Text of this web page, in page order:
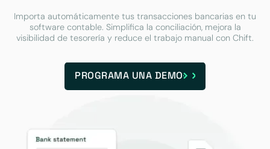
Importa automáticamente tus transacciones bancarias en tu
software contable. Simplifica la conciliación, mejora la
visibilidad de tesorería y reduce el trabajo manual con Chift.
PROGRAMA UNA DEMO